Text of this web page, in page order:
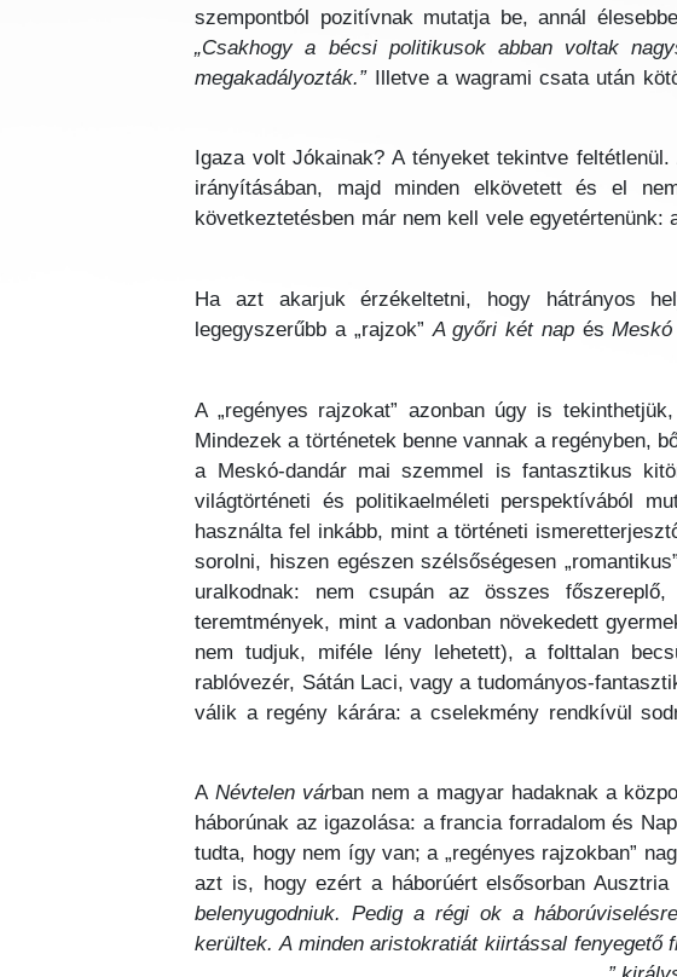
szempontból pozitívnak mutatja be, annál
„Csakhogy a bécsi politikusok abban voltak
megakadályozták.”Illetve a wagrami csata után
Igaza volt Jókainak? A tényeket tekintve
irányításában, majd minden elkövetett és el
következtetésben már nem kell vele
Ha azt akarjuk érzékeltetni, hogy hátrányos
legegyszerűbb a „rajzok”A győri két napés
A „regényes rajzokat” azonban úgy is
Mindezek a történetek benne vannak a regényben,
a Meskó-dandár mai szemmel is fantasztikus
világtörténeti és politikaelméleti perspektívából
használta fel inkább, mint a történeti
sorolni, hiszen egészen szélsőségesen
uralkodnak: nem csupán az összes
teremtmények, mint a vadonban növekedett
nem tudjuk, miféle lény lehetett), a folttalan
rablóvezér, Sátán Laci, vagy a tudományos-
válik a regény kárára: a cselekmény rendkívül
A Névtelen várban nem a magyar hadaknak a
háborúnak az igazolása: a francia forradalom és
tudta, hogy nem így van; a „regényes rajzokban”
azt is, hogy ezért a háborúért elsősorban
belenyugodniuk. Pedig a régi ok a
kerültek. A minden aristokratiát kiirtással